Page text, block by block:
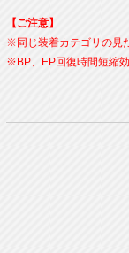
【ご注意】
※同じ装着カテゴリの見
※BP、EP回復時間短縮